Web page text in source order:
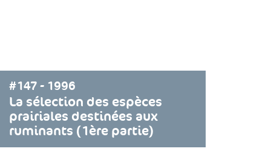
#147 - 1996
La sélection des espèces
prairiales destinées aux
ruminants (1ère partie)